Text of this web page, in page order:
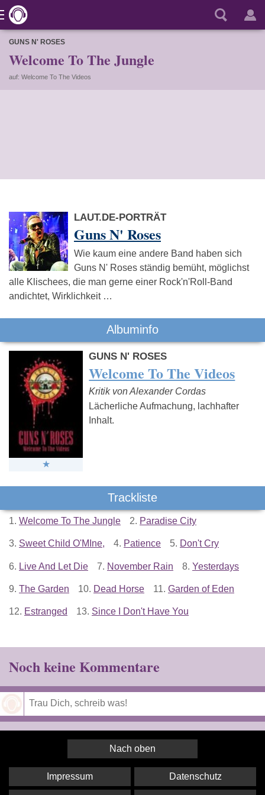
GUNS N' ROSES
Welcome To The Jungle
auf: Welcome To The Videos
LAUT.DE-PORTRÄT
Guns N' Roses
Wie kaum eine andere Band haben sich
Guns N' Roses ständig bemüht, möglichst
alle Klischees, die man gerne einer Rock'n'Roll-Band
andichtet, Wirklichkeit …
Albuminfo
GUNS N' ROSES
Welcome To The Videos
Kritik von Alexander Cordas
Lächerliche Aufmachung, lachhafter
Inhalt.
Trackliste
1. Welcome To The Jungle 2. Paradise City
3. Sweet Child O'MIne, 4. Patience 5. Don't Cry
6. Live And Let Die 7. November Rain 8. Yesterdays
9. The Garden 10. Dead Horse 11. Garden of Eden
12. Estranged 13. Since I Don't Have You
Noch keine Kommentare
Nach oben
Impressum Datenschutz